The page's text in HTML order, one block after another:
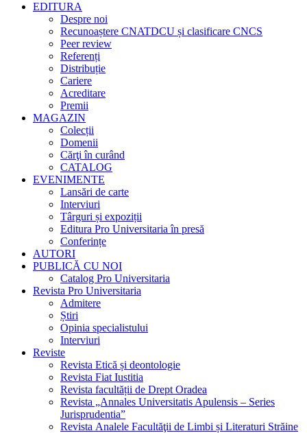
EDITURA
Despre noi
Recunoaștere CNATDCU și clasificare CNCS
Peer review
Referenți
Distribuție
Cariere
Acreditare
Premii
MAGAZIN
Colecții
Domenii
Cărţi în curând
CATALOG
EVENIMENTE
Lansări de carte
Interviuri
Târguri și expoziții
Editura Pro Universitaria în presă
Conferințe
AUTORI
PUBLICĂ CU NOI
Catalog Pro Universitaria
Revista Pro Universitaria
Admitere
Știri
Opinia specialistului
Interviuri
Reviste
Revista Etică și deontologie
Revista Fiat Iustitia
Revista facultății de Drept Oradea
Revista „Annales Universitatis Apulensis – Series
Jurisprudentia”
Revista Analele Facultăţii de Limbi și Literaturi Străine